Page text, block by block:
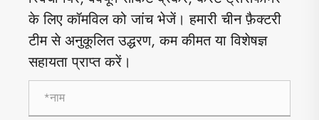
के लिए कॉमविल को जांच भेजें। हमारी चीन फ़ैक्टरी
टीम से अनुकूलित उद्धरण, कम कीमत या विशेषज्ञ
सहायता प्राप्त करें।